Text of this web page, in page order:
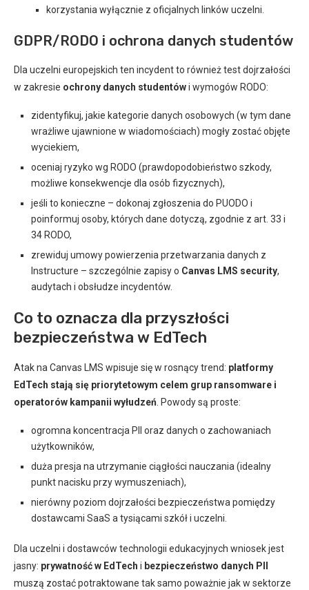
korzystania wyłącznie z oficjalnych linków uczelni.
GDPR/RODO i ochrona danych studentów
Dla uczelni europejskich ten incydent to również test dojrzałości
w zakresie ochrony danych studentówi wymogów RODO:
zidentyfikuj, jakie kategorie danych osobowych (w tym dane
wrażliwe ujawnione w wiadomościach) mogły zostać objęte
wyciekiem,
oceniaj ryzyko wg RODO (prawdopodobieństwo szkody,
możliwe konsekwencje dla osób fizycznych),
jeśli to konieczne – dokonaj zgłoszenia do PUODO i
poinformuj osoby, których dane dotyczą, zgodnie z art. 33 i
34 RODO,
zrewiduj umowy powierzenia przetwarzania danych z
Instructure – szczególnie zapisy o Canvas LMS security,
audytach i obsłudze incydentów.
Co to oznacza dla przyszłości
bezpieczeństwa w EdTech
Atak na Canvas LMS wpisuje się w rosnący trend: platformy
EdTech stają się priorytetowym celem grup ransomware i
operatorów kampanii wyłudzeń . Powody są proste:
ogromna koncentracja PII oraz danych o zachowaniach
użytkowników,
duża presja na utrzymanie ciągłości nauczania (idealny
punkt nacisku przy wymuszeniach),
nierówny poziom dojrzałości bezpieczeństwa pomiędzy
dostawcami SaaS a tysiącami szkół i uczelni.
Dla uczelni i dostawców technologii edukacyjnych wniosek jest
jasny: prywatność w EdTech i bezpieczeństwo danych PII
muszą zostać potraktowane tak samo poważnie jak w sektorze